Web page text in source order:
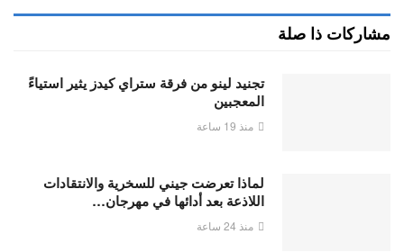
مشاركات ذا صلة
تجنيد لينو من فرقة ستراي كيدز يثير استياءً
المعجبين
منذ 19 ساعة
لماذا تعرضت جيني للسخرية والانتقادات
اللاذعة بعد أدائها في مهرجان…
منذ 24 ساعة